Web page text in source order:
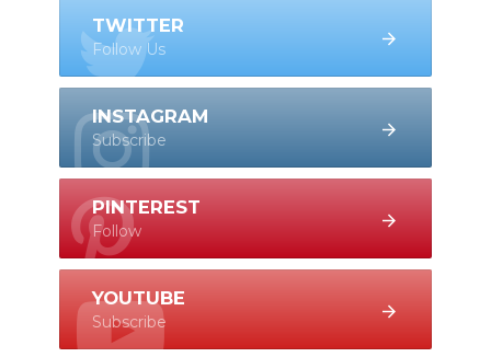
TWITTER
Follow Us
INSTAGRAM
Subscribe
PINTEREST
Follow
YOUTUBE
Subscribe